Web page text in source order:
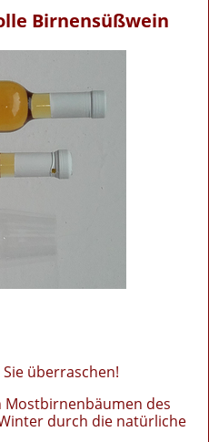
Birnensüßwein
überraschen!
des
durch die natürliche